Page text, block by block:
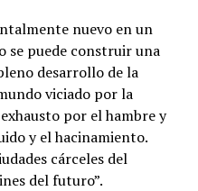
nuevo en un
se puede construir una
desarrollo de la
viciado por la
por el hambre y
y el hacinamiento.
cárceles del
del futuro”.